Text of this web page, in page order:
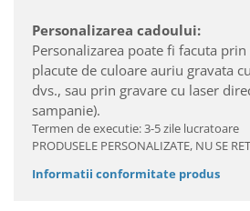
Personalizarea cadoului:
Personalizarea poate fi facuta
placute de culoare auriu gravata
dvs., sau prin gravare cu laser
sampanie).
Termen de executie: 3-5 zile lucratoare
PRODUSELE PERSONALIZATE, NU SE
Informatii conformitate produs